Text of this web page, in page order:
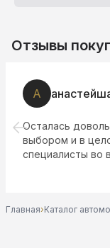
Отзывы
А Алексей
Хороший салон,
Главная›Каталог